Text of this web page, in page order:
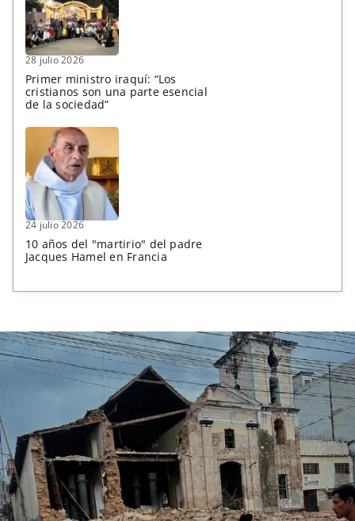
28 julio 2026
Primer ministro iraquí: “Los
cristianos son una parte esencial
de la sociedad”
24 julio 2026
10 años del "martirio" del padre
Jacques Hamel en Francia